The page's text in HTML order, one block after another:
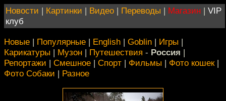
Новости | Картинки | Видео | Переводы | Магазин | VIP
клуб
Новые | Популярные | English | Goblin | Игры |
Карикатуры | Музон | Путешествия - Россия |
Репортажи | Смешное | Спорт | Фильмы | Фото кошек|
Фото Собаки | Разное